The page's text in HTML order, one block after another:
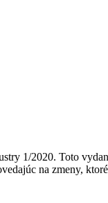
1/2020. Toto
na zmeny,